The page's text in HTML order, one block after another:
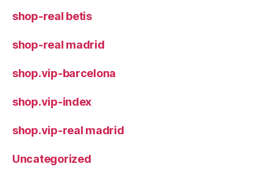
shop-real betis
shop-real madrid
shop.vip-barcelona
shop.vip-index
shop.vip-real madrid
Uncategorized